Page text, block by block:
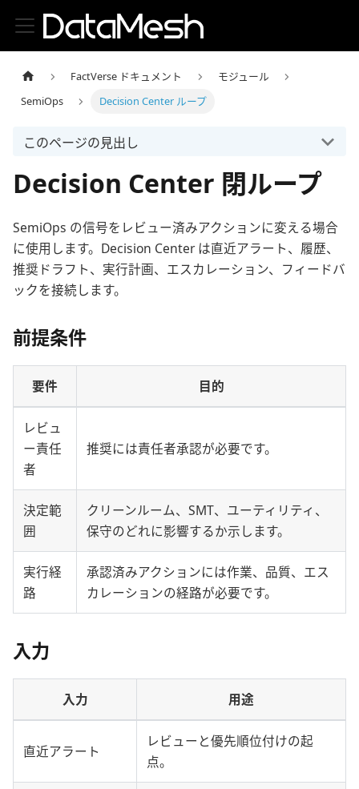
FactVerse ドキュメント
モジュール
SemiOps
Decision Center ループ
このページの見出し
Decision Center 閉ループ
SemiOps の信号をレビュー済みアクションに変える場合
に使用します。Decision Center は直近アラート、履歴、
推奨ドラフト、実行計画、エスカレーション、フィードバ
ックを接続します。
前提条件
要件 目的
レビュ
ー責任
者
推奨には責任者承認が必要です。
決定範
囲
クリーンルーム、SMT、ユーティリティ、
保守のどれに影響するか示します。
実行経
路
承認済みアクションには作業、品質、エス
カレーションの経路が必要です。
入力
入力 用途
直近アラート
レビューと優先順位付けの起
点。